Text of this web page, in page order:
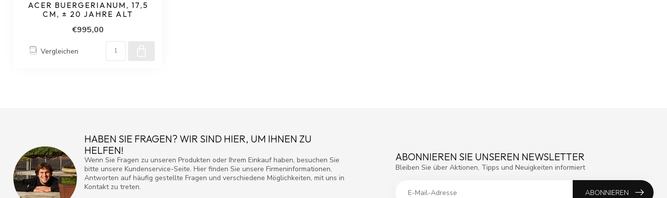
ACER BUERGERIANUM, 17,5
CM, ± 20 JAHRE ALT
€995,00
Vergleichen
HABEN SIE FRAGEN? WIR SIND HIER, UM IHNEN ZU
HELFEN!
Wenn Sie Fragen zu unseren Produkten oder Ihrem Einkauf haben, besuchen Sie
bitte unsere Kundenservice-Seite. Hier finden Sie unsere Firmeninformationen,
Antworten auf häufig gestellte Fragen und verschiedene Möglichkeiten, mit uns in
Kontakt zu treten.
ABONNIEREN SIE UNSEREN NEWSLETTER
Bleiben Sie über Aktionen, Tipps und Neuigkeiten informiert
ABONNIEREN